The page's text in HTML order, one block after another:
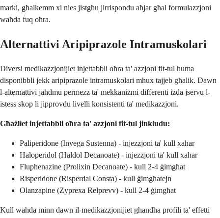
marki, għalkemm xi nies jistgħu jirrispondu aħjar għal formulazzjoni
waħda fuq oħra.
Alternattivi Aripiprazole Intramuskolari
Diversi medikazzjonijiet injettabbli oħra ta' azzjoni fit-tul huma
disponibbli jekk aripiprazole intramuskolari mhux tajjeb għalik. Dawn
l-alternattivi jaħdmu permezz ta' mekkaniżmi differenti iżda jservu l-
istess skop li jipprovdu livelli konsistenti ta' medikazzjoni.
Għażliet injettabbli oħra ta' azzjoni fit-tul jinkludu:
Paliperidone (Invega Sustenna) - injezzjoni ta' kull xahar
Haloperidol (Haldol Decanoate) - injezzjoni ta' kull xahar
Fluphenazine (Prolixin Decanoate) - kull 2-4 ġimgħat
Risperidone (Risperdal Consta) - kull ġimgħatejn
Olanzapine (Zyprexa Relprevv) - kull 2-4 ġimgħat
Kull waħda minn dawn il-medikazzjonijiet għandha profili ta' effetti